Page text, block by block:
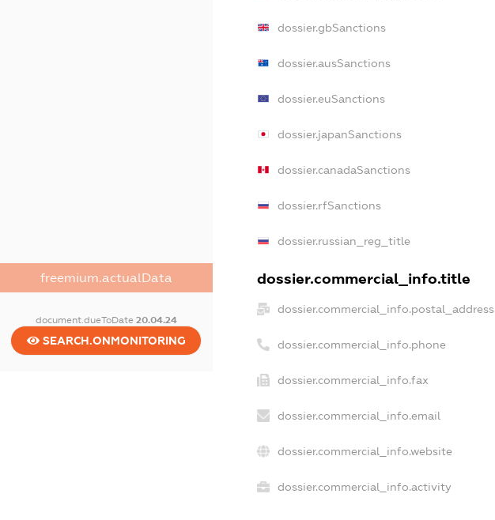
freemium.actualData
document.dueToDate 20.04.24
SEARCH.ONMONITORING
dossier.gbSanctions
dossier.ausSanctions
dossier.euSanctions
dossier.japanSanctions
dossier.canadaSanctions
dossier.rfSanctions
dossier.russian_reg_title
dossier.commercial_info.title
dossier.commercial_info.postal_address
dossier.commercial_info.phone
dossier.commercial_info.fax
dossier.commercial_info.email
dossier.commercial_info.website
dossier.commercial_info.activity